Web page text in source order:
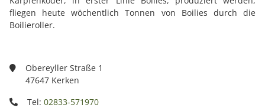
fliegen heute wöchentlich Tonnen von Boilies durch die
Boilieroller.
Obereyller Straße 1
47647 Kerken
Tel: 02833-571970